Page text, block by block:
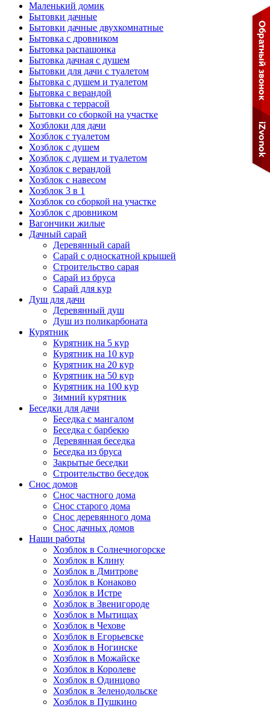
Маленький домик
Бытовки дачные
Бытовки дачные двухкомнатные
Бытовка с дровником
Бытовка распашонка
Бытовка дачная с душем
Бытовки для дачи с туалетом
Бытовка с душем и туалетом
Бытовка с верандой
Бытовка с террасой
Бытовки со сборкой на участке
Хозблоки для дачи
Хозблок с туалетом
Хозблок с душем
Хозблок с душем и туалетом
Хозблок с верандой
Хозблок с навесом
Хозблок 3 в 1
Хозблок со сборкой на участке
Хозблок с дровником
Вагончики жилые
Дачный сарай
Деревянный сарай
Cарай с односкатной крышей
Строительство сарая
Сарай из бруса
Сарай для кур
Душ для дачи
Деревянный душ
Душ из поликарбоната
Курятник
Курятник на 5 кур
Курятник на 10 кур
Курятник на 20 кур
Курятник на 50 кур
Курятник на 100 кур
Зимний курятник
Беседки для дачи
Беседка с мангалом
Беседка с барбекю
Деревянная беседка
Беседка из бруса
Закрытые беседки
Строительство беседок
Снос домов
Снос частного дома
Снос старого дома
Снос деревянного дома
Снос дачных домов
Наши работы
Хозблок в Солнечногорске
Хозблок в Клину
Хозблок в Дмитрове
Хозблок в Конаково
Хозблок в Истре
Хозблок в Звенигороде
Хозблок в Мытищах
Хозблок в Чехове
Хозблок в Егорьевске
Хозблок в Ногинске
Хозблок в Можайске
Хозблок в Королеве
Хозблок в Одинцово
Хозблок в Зеленодольске
Хозблок в Пушкино